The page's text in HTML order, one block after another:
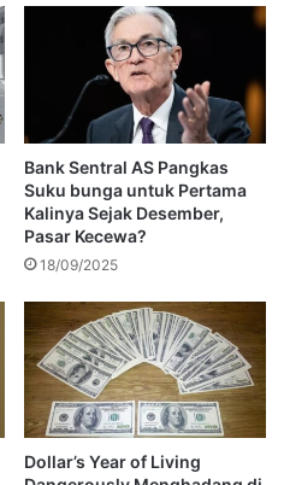
Bank Sentral AS Pangkas
Suku bunga untuk Pertama
Kalinya Sejak Desember,
Pasar Kecewa?
18/09/2025
Dollar’s Year of Living